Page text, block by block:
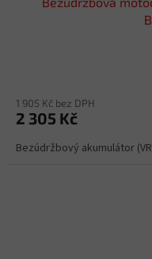
1 905 Kč bez DPH
2 305 Kč
Bezúdržbový akumulátor